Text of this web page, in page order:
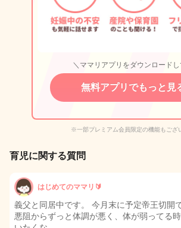
＼ママリアプリをダウンロードし
無料アプリでもっと見
※一部プレミアム会員限定の機能もござ
育児に関する質問
はじめてのママリ🔰
義父と同居中です。 今月末に予定帝王切開
悪阻からずっと体調が悪く、体が弱ってる